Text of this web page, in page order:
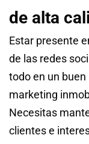
de alta
Estar presente
de las redes
todo en un buen
marketing
Necesitas
clientes e